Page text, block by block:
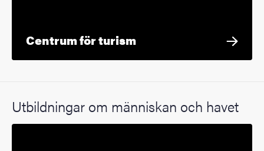
Centrum för turism
Utbildningar om människan och havet